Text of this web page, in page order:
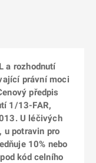
a rozhodnutí
právní moci
předpis
1/13-FAR,
U léčivých
u potravin pro
10% nebo
kód celního